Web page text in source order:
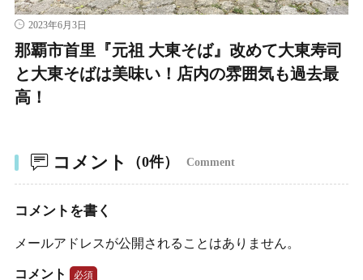
2023年6月3日
那覇市首里『元祖 大東そば』改めて大東寿司
と大東そばは美味い！店内の雰囲気も過去最
高！
コメント （0件） Comment
コメントを書く
メールアドレスが公開されることはありません。
コメント